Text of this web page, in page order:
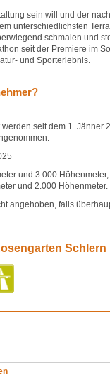
sein will und der
unterschiedlichsten
schmalen und
seit der Premiere im
und Sporterlebnis.
seit dem 1. Jänner
und 3.000
und 2.000 Höhenmeter.
angehoben, falls
Schlern